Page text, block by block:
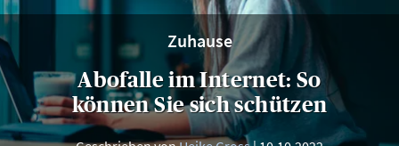
Zuhause
Abofalle im Internet: So
können Sie sich schützen